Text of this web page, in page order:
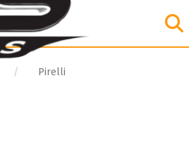
Pirelli